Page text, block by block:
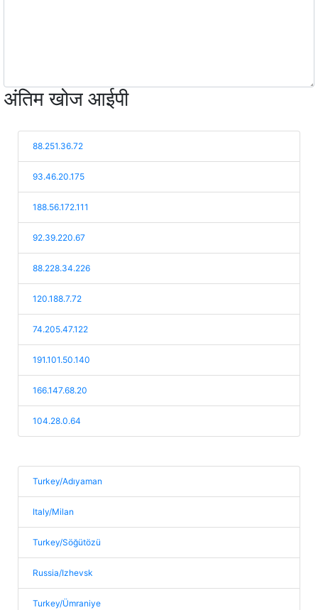
अंतिम खोज आईपी
88.251.36.72
93.46.20.175
188.56.172.111
92.39.220.67
88.228.34.226
120.188.7.72
74.205.47.122
191.101.50.140
166.147.68.20
104.28.0.64
Turkey/Adıyaman
Italy/Milan
Turkey/Söğütözü
Russia/Izhevsk
Turkey/Ümraniye